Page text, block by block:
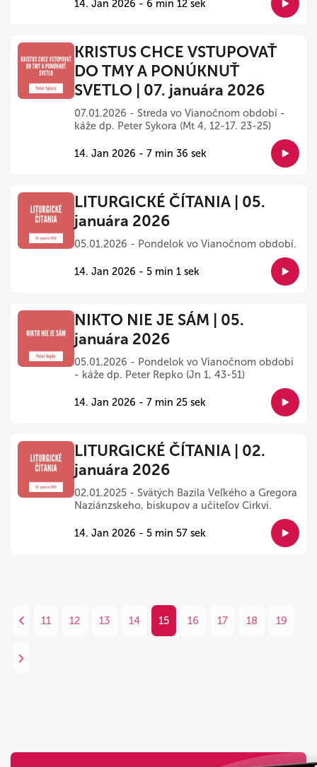
14. Jan 2026 - 6 min 12 sek
KRISTUS CHCE VSTUPOVAŤ
DO TMY A PONÚKNUŤ
SVETLO | 07. januára 2026
07.01.2026 - Streda vo Vianočnom období -
káže dp. Peter Sykora (Mt 4, 12-17. 23-25)
14. Jan 2026 - 7 min 36 sek
LITURGICKÉ ČÍTANIA | 05.
januára 2026
05.01.2026 - Pondelok vo Vianočnom období.
14. Jan 2026 - 5 min 1 sek
NIKTO NIE JE SÁM | 05.
januára 2026
05.01.2026 - Pondelok vo Vianočnom období
- káže dp. Peter Repko (Jn 1, 43-51)
14. Jan 2026 - 7 min 25 sek
LITURGICKÉ ČÍTANIA | 02.
januára 2026
02.01.2025 - Svätých Bazila Veľkého a Gregora
Naziánzskeho, biskupov a učiteľov Cirkvi.
14. Jan 2026 - 5 min 57 sek
11 12 13 14 15 16 17 18 19